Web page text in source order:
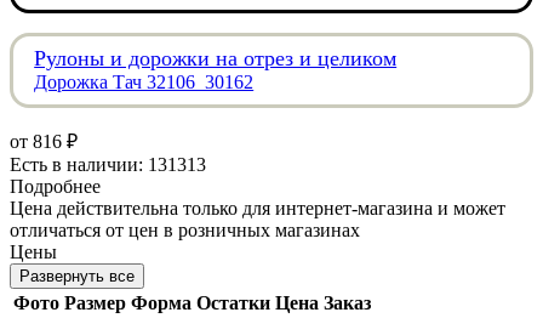
Рулоны и дорожки на отрез и целиком
Дорожка Тач 32106_30162
от 816 ₽
Есть в наличии: 131313
Подробнее
Цена действительна только для интернет-магазина и может
отличаться от цен в розничных магазинах
Цены
Развернуть все
Фото Размер Форма Остатки Цена Заказ